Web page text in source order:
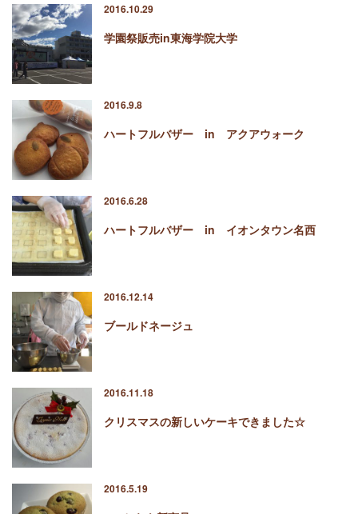
2016.10.29
学園祭販売in東海学院大学
2016.9.8
ハートフルバザー in アクアウォーク
2016.6.28
ハートフルバザー in イオンタウン名西
2016.12.14
ブールドネージュ
2016.11.18
クリスマスの新しいケーキできました☆
2016.5.19